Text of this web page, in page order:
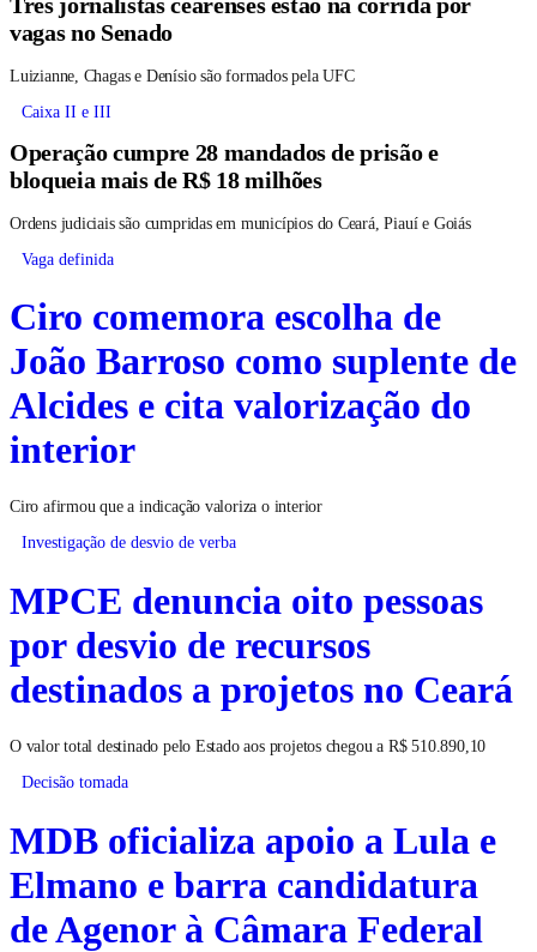
vagas no Senado
Luizianne, Chagas e Denísio são formados pela UFC
Caixa II e III
Operação cumpre 28 mandados de prisão e
bloqueia mais de R$ 18 milhões
Ordens judiciais são cumpridas em municípios do Ceará, Piauí e Goiás
Vaga definida
Ciro comemora escolha de
João Barroso como suplente de
Alcides e cita valorização do
interior
Ciro afirmou que a indicação valoriza o interior
Investigação de desvio de verba
MPCE denuncia oito pessoas
por desvio de recursos
destinados a projetos no Ceará
O valor total destinado pelo Estado aos projetos chegou a R$ 510.890,10
Decisão tomada
MDB oficializa apoio a Lula e
Elmano e barra candidatura
de Agenor à Câmara Federal